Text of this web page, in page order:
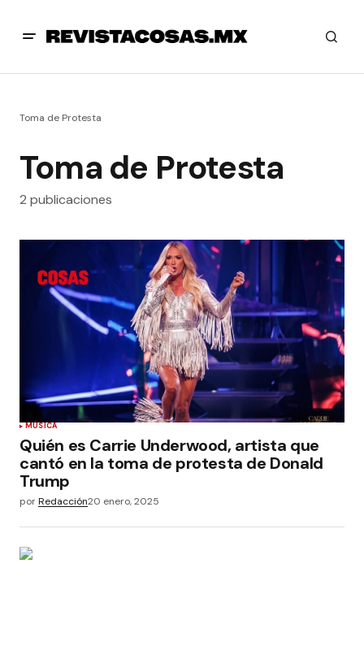
Toma de Protesta
Toma de Protesta
2 publicaciones
MÚSICA
Quién es Carrie Underwood, artista que
cantó en la toma de protesta de Donald
Trump
porRedacción20 enero, 2025